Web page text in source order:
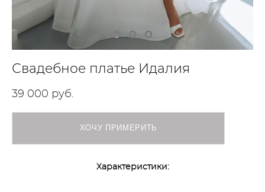
Свадебное платье Идалия
39 000 pуб.
ХОЧУ ПРИМЕРИТЬ
Характеристики: